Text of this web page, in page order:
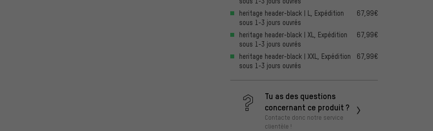
heritage header-black | L, Expédition
sous 1-3 jours ouvrés
67,99€
heritage header-black | XL, Expédition
sous 1-3 jours ouvrés
67,99€
heritage header-black | XXL, Expédition
sous 1-3 jours ouvrés
67,99€
Tu as des questions
concernant ce produit ?
Contacte donc notre service
clientèle !